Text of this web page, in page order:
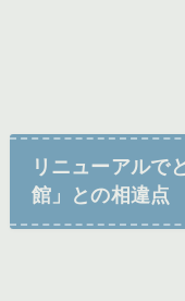
リニューアルで
館」との相違点